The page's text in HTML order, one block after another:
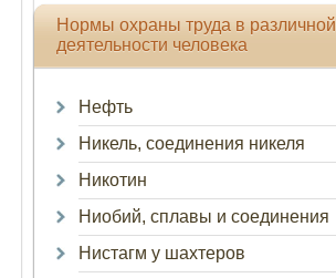
Нормы охраны труда в различной
деятельности человека
Нефть
Никель, соединения никеля
Никотин
Ниобий, сплавы и соединения
Нистагм у шахтеров